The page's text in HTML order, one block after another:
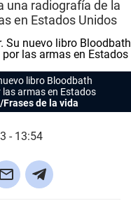
una radiografía de la
en Estados Unidos
libro Bloodbath
armas en Estados
de la vida
- 13:54